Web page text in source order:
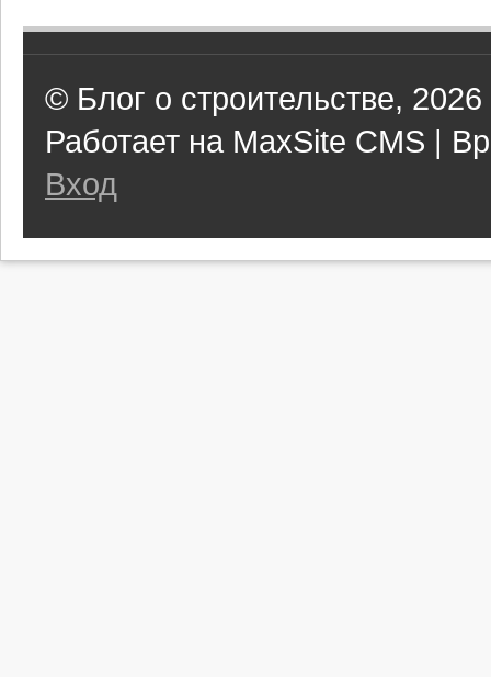
© Блог о строительстве, 2026
Работает на MaxSite CMS |
Вход